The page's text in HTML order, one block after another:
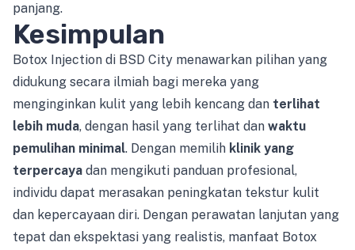
panjang.
Kesimpulan
Botox Injection di BSD City menawarkan pilihan yang
didukung secara ilmiah bagi mereka yang
menginginkan kulit yang lebih kencang dan terlihat
lebih muda, dengan hasil yang terlihat dan waktu
pemulihan minimal. Dengan memilih klinik yang
terpercaya dan mengikuti panduan profesional,
individu dapat merasakan peningkatan tekstur kulit
dan kepercayaan diri. Dengan perawatan lanjutan yang
tepat dan ekspektasi yang realistis, manfaat Botox